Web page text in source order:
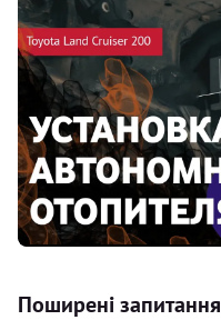
Поширені запитання